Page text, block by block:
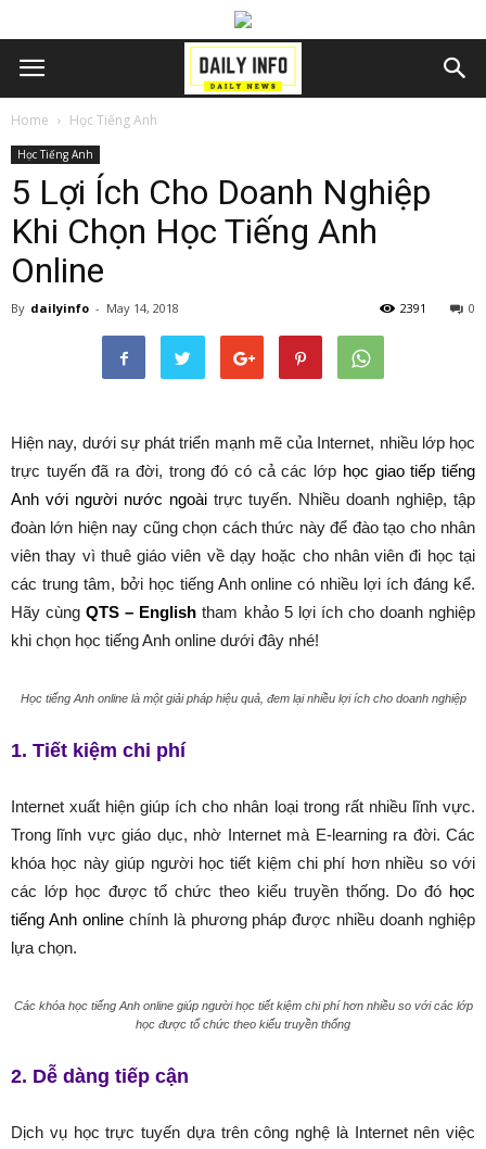
Home Học Tiếng Anh
Học Tiếng Anh
5 Lợi Ích Cho Doanh Nghiệp
Khi Chọn Học Tiếng Anh
Online
By dailyinfo - May 14, 2018 0
2391
Hiện nay, dưới sự phát triển mạnh mẽ của Internet, nhiều lớp học
trực tuyến đã ra đời, trong đó có cả các lớp học giao tiếp tiếng
Anh với người nước ngoàitrực tuyến. Nhiều doanh nghiệp, tập
đoàn lớn hiện nay cũng chọn cách thức này để đào tạo cho nhân
viên thay vì thuê giáo viên về dạy hoặc cho nhân viên đi học tại
các trung tâm, bởi học tiếng Anh online có nhiều lợi ích đáng kể.
Hãy cùngQTS – English tham khảo 5 lợi ích cho doanh nghiệp
khi chọn học tiếng Anh online dưới đây nhé!
Học tiếng Anh online là một giải pháp hiệu quả, đem lại nhiều lợi ích cho doanh nghiệp
1. Tiết kiệm chi phí
Internet xuất hiện giúp ích cho nhân loại trong rất nhiều lĩnh vực.
Trong lĩnh vực giáo dục, nhờ Internet mà E-learning ra đời. Các
khóa học này giúp người học tiết kiệm chi phí hơn nhiều so với
các lớp học được tổ chức theo kiểu truyền thống. Do đó học
tiếng Anh onlinechính là phương pháp được nhiều doanh nghiệp
lựa chọn.
Các khóa học tiếng Anh online giúp người học tiết kiệm chi phí hơn nhiều so với các lớp
học được tổ chức theo kiểu truyền thống
2. Dễ dàng tiếp cận
Dịch vụ học trực tuyến dựa trên công nghệ là Internet nên việc